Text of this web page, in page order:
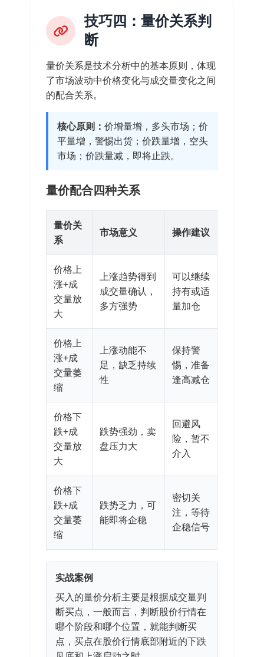
技巧四：量价关系判
断
量价关系是技术分析中的基本原则，体现
了市场波动中价格变化与成交量变化之间
的配合关系。
核心原则：价增量增，多头市场；价
平量增，警惕出货；价跌量增，空头
市场；价跌量减，即将止跌。
量价配合四种关系
量价关
系
市场意义 操作建议
价格上
涨+成
交量放
大
上涨趋势得到
成交量确认，
多方强势
可以继续
持有或适
量加仓
价格上
涨+成
交量萎
缩
上涨动能不
足，缺乏持续
性
保持警
惕，准备
逢高减仓
价格下
跌+成
交量放
大
跌势强劲，卖
盘压力大
回避风
险，暂不
介入
价格下
跌+成
交量萎
缩
跌势乏力，可
能即将企稳
密切关
注，等待
企稳信号
实战案例
买入的量价分析主要是根据成交量判
断买点，一般而言，判断股价行情在
哪个阶段和哪个位置，就能判断买
点，买点在股价行情底部附近的下跌